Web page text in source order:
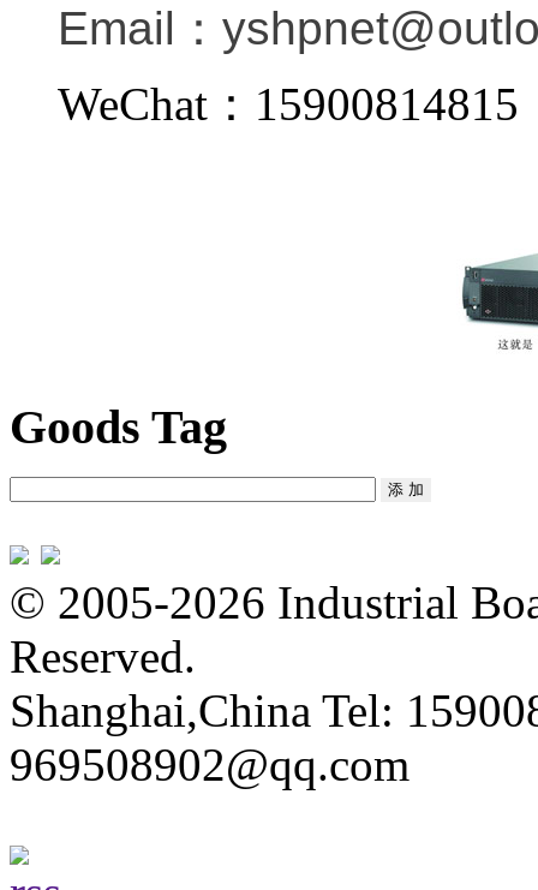
Email：
WeChat：
Goods Tag
© 2005-2026 Industrial
Reserved.
Shanghai,China Tel:
969508902@qq.com